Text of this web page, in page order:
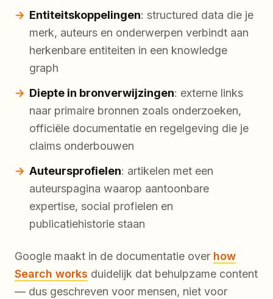
Entiteitskoppelingen: structured data die je
merk, auteurs en onderwerpen verbindt aan
herkenbare entiteiten in een knowledge
graph
Diepte in bronverwijzingen: externe links
naar primaire bronnen zoals onderzoeken,
officiële documentatie en regelgeving die je
claims onderbouwen
Auteursprofielen: artikelen met een
auteurspagina waarop aantoonbare
expertise, social profielen en
publicatiehistorie staan
Google maakt in de documentatie over how
Search works duidelijk dat behulpzame content
— dus geschreven voor mensen, niet voor